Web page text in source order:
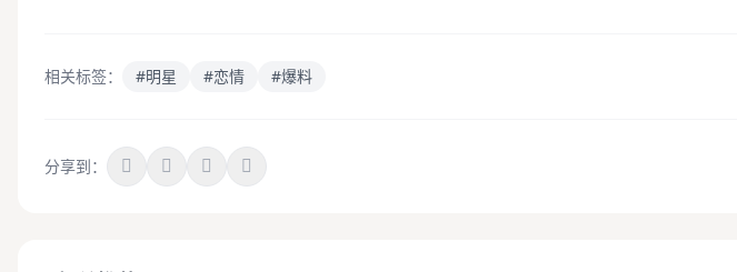
相关标签： #明星 #恋情 #爆料
分享到：